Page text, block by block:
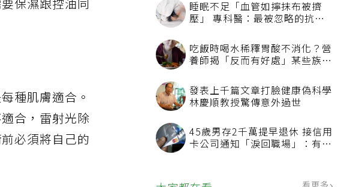
睡眠不足「血管如擰抹布被擠
壓」 專科醫：最被忽略的抗老
吃飯時喝水稀釋胃酸不消化？營
養師揭「反而有好處」某些族群
發表上千篇文章打臉健康偽科學
林慶順教授驚傳意外過世
45歲男存2千萬提早退休 接信用
卡公司通知「淚回職場」：有錢
保濕跟控油同
種肌膚適合。
合，雷射光除
必須將自己的